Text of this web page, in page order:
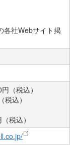
各社Webサイト掲
（税込）
込）
税込）